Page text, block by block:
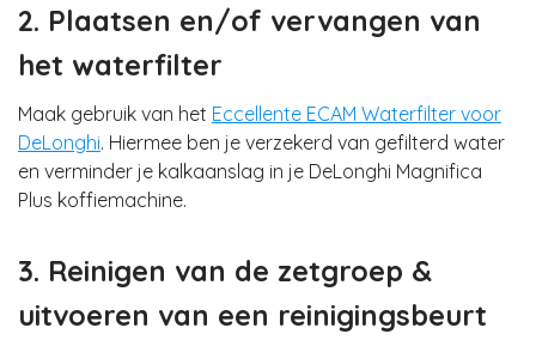
2. Plaatsen en/of vervangen van
het waterfilter
Maak gebruik van het Eccellente ECAM Waterfilter voor
DeLonghi. Hiermee ben je verzekerd van gefilterd water
en verminder je kalkaanslag in je DeLonghi Magnifica
Plus koffiemachine.
3. Reinigen van de zetgroep &
uitvoeren van een reinigingsbeurt